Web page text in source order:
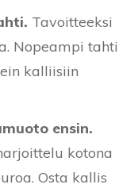
Tavoitteeksi
Nopeampi tahti
kalliisiin
ensin.
kotona
Osta kallis